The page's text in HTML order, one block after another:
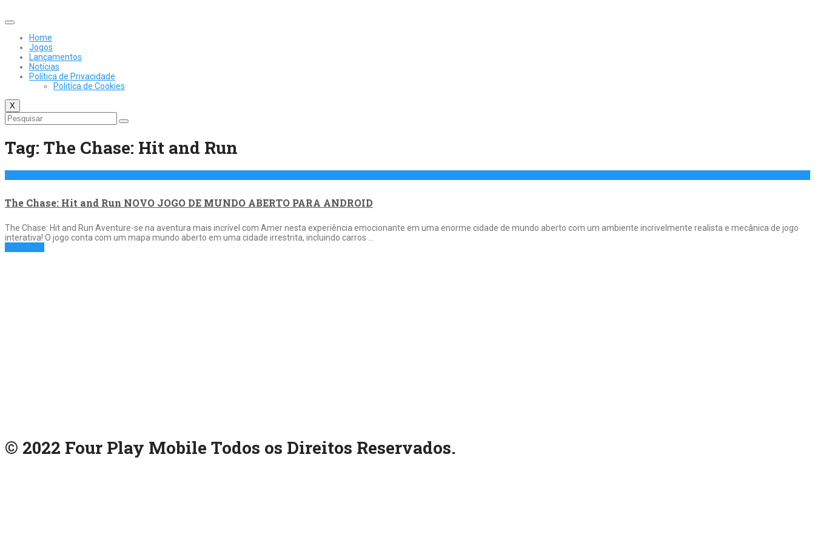
to
Home
Jogos
Lançamentos
Notícias
Política de Privacidade
Politíca de Cookies
X
Tag: The Chase: Hit and Run
The Chase: Hit and Run NOVO JOGO DE MUNDO ABERTO PARA ANDROID
The Chase: Hit and Run Aventure-se na aventura mais incrível com Amer nesta experiência emocionante em uma enorme cidade de mundo aberto com um ambiente incrivelmente realista e mecânica de jogo
interativa! O jogo conta com um mapa mundo aberto em uma cidade irrestrita, incluindo carros …
© 2022 Four Play Mobile Todos os Direitos Reservados.